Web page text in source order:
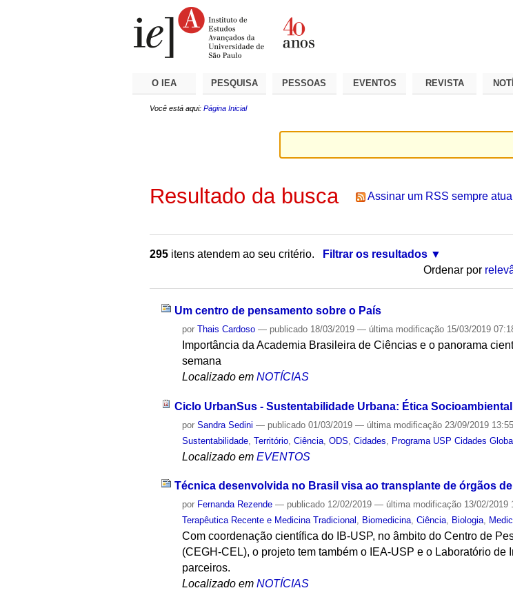
O IEA PESQUISA PESSOAS EVENTOS REVISTA
Você está aqui: Página Inicial
Resultado da busca Assinar um RSS sempre
295 itens atendem ao seu critério.
Filtrar os resultados
Ordenar por
Um centro de pensamento sobre o País
porThais Cardoso — publicado 18/03/2019— última modificação 15/03/2019
Importância da Academia Brasileira de Ciências e o panorama
semana
Localizado em NOTÍCIAS
Ciclo UrbanSus - Sustentabilidade Urbana: Ética Socioambiental
porSandra Sedini — publicado 01/03/2019— última modificação 23/09/2019
Sustentabilidade ,Território ,Ciência ,ODS ,Cidades Programa USP Cidades
Localizado em EVENTOS
Técnica desenvolvida no Brasil visa ao transplante de órgãos
por Fernanda Rezende — publicado 12/02/2019— última modificação 13/02/2019
Terapêutica Recente e Medicina Tradicional , Biomedicina,Ciência, Biologia,
Com coordenação científica do IB-USP, no âmbito do Centro de
(CEGH-CEL), o projeto tem também o IEA-USP e o Laboratório
parceiros.
Localizado em NOTÍCIAS